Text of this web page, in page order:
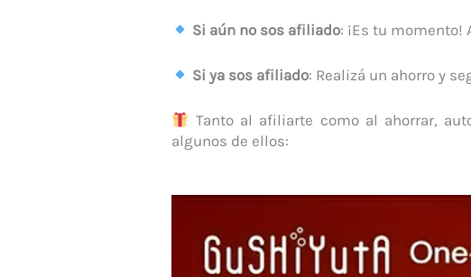
Si aún no sos afiliado: ¡Es tu
Si ya sos afiliado: Realizá un ahorro y
Tanto al afiliarte como al ahorrar,
algunos de ellos: